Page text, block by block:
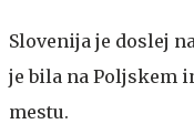
Slovenija je doslej
je bila na Poljskem
mestu.